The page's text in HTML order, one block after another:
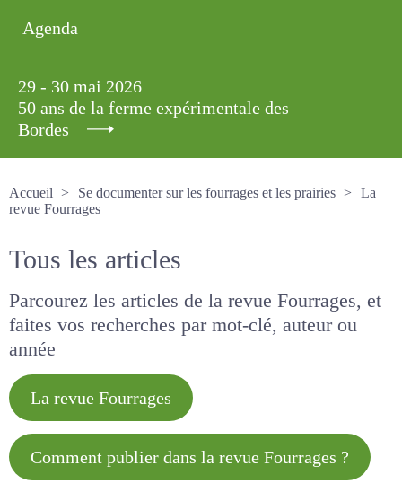
Agenda
29 - 30 mai 2026
50 ans de la ferme expérimentale des
Bordes
Accueil
Se documenter sur les fourrages et les prairies
La revue Fourrages
Tous les articles
Parcourez les articles de la revue Fourrages, et
faites vos recherches par mot-clé, auteur ou
année
La revue Fourrages
Comment publier dans la revue